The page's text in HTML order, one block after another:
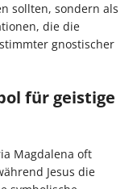
sollten, sondern als
die die
gnostischer
für geistige
Magdalena oft
Jesus die